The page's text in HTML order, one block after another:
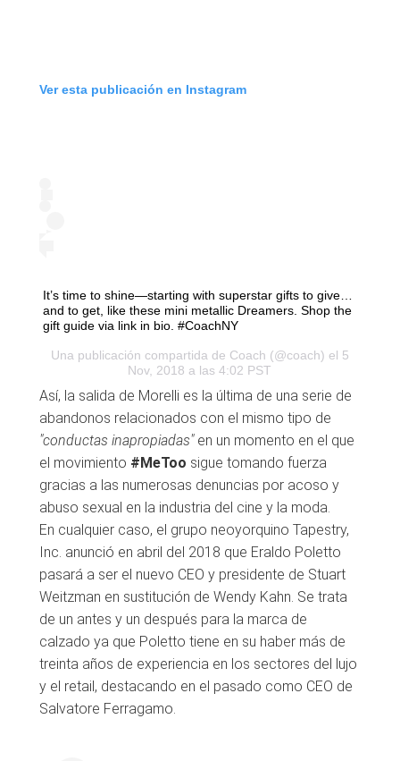
Ver esta publicación en Instagram
It’s time to shine—starting with superstar gifts to give…
and to get, like these mini metallic Dreamers. Shop the
gift guide via link in bio. #CoachNY
Una publicación compartida de Coach (@coach) el 5
Nov, 2018 a las 4:02 PST
Así, la salida de Morelli es la última de una serie de
abandonos relacionados con el mismo tipo de
"conductas inapropiadas"en un momento en el que
el movimiento #MeToo sigue tomando fuerza
gracias a las numerosas denuncias por acoso y
abuso sexual en la industria del cine y la moda.
En cualquier caso, el grupo neoyorquino Tapestry,
Inc. anunció en abril del 2018 que Eraldo Poletto
pasará a ser el nuevo CEO y presidente de Stuart
Weitzman en sustitución de Wendy Kahn. Se trata
de un antes y un después para la marca de
calzado ya que Poletto tiene en su haber más de
treinta años de experiencia en los sectores del lujo
y el retail, destacando en el pasado como CEO de
Salvatore Ferragamo.